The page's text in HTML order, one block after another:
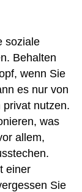
soziale
Behalten
wenn Sie
es nur von
nutzen.
was
allem,
einer
Sie